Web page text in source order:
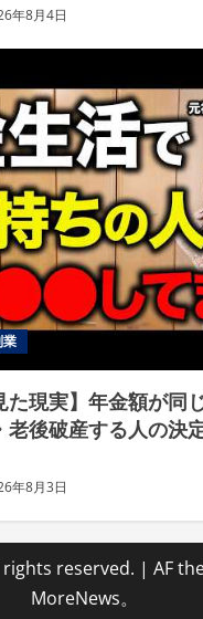
年8月4日
業
た現実】年金額が同
老後破産する人の決
年8月3日
reserved. | AF
MoreNews。